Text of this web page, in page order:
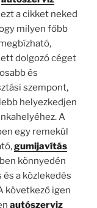
a cikket neked
milyen főbb
dolgozó céget
és
szempont,
helyezkedjen
A
egy remekül
gumijavítás
könnyedén
és a közlekedés
következő igen
autószerviz